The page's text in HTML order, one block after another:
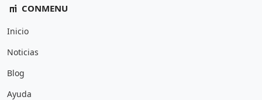
CONMENU
Inicio
Noticias
Blog
Ayuda